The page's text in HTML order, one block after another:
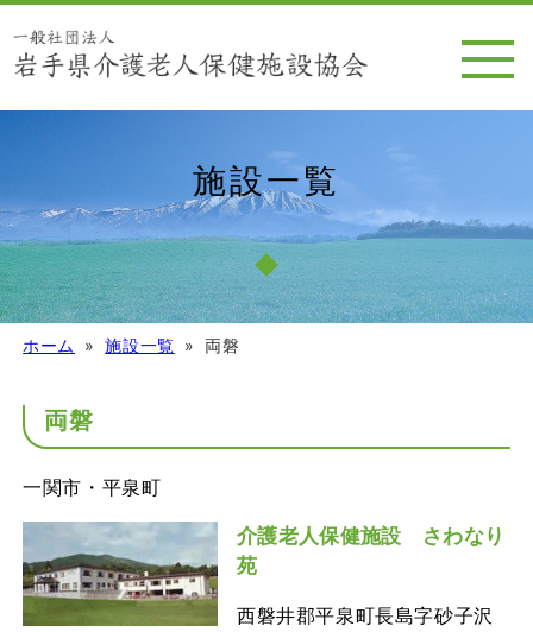
施設一覧
ホーム 施設一覧 両磐
両磐
一関市・平泉町
介護老人保健施設 さわなり
苑
西磐井郡平泉町長島字砂子沢